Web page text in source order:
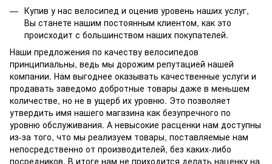
Купив у нас велосипед и оценив уровень наших услуг,
Вы станете нашим постоянным клиентом, как это
происходит с большинством наших покупателей.
Наши предложения по качеству велосипедов
принципиальны, ведь мы дорожим репутацией нашей
компании. Нам выгоднее оказывать качественные услуги и
продавать заведомо добротные товары даже в меньшем
количестве, но не в ущерб их уровню. Это позволяет
утвердить имя нашего магазина как безупречного по
уровню обслуживания. А невысокие расценки нам доступны
из-за того, что мы реализуем товары, поставляемые нам
непосредственно от производителей, без каких-либо
посредников. В итоге нам не приходится делать наценку на